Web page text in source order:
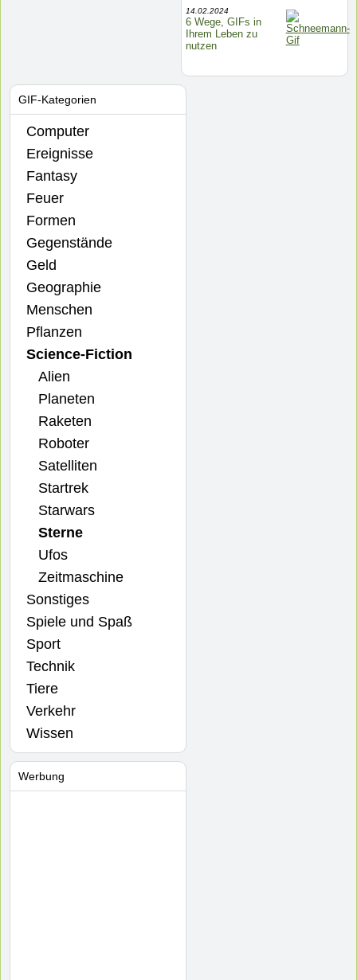
GIF-Kategorien
Computer
Ereignisse
Fantasy
Feuer
Formen
Gegenstände
Geld
Geographie
Menschen
Pflanzen
Science-Fiction
Alien
Planeten
Raketen
Roboter
Satelliten
Startrek
Starwars
Sterne
Ufos
Zeitmaschine
Sonstiges
Spiele und Spaß
Sport
Technik
Tiere
Verkehr
Wissen
Werbung
14.02.2024
6 Wege, GIFs in
Ihrem Leben zu
nutzen